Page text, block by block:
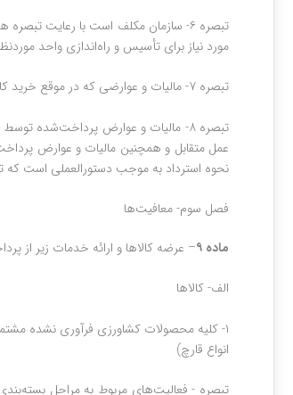
مورد نیاز برای تأسیس و راه‌اندازی واحد
تبصره ۷‌- مالیات‌ و عوارضی که در موقع خرید کالاها و خدمات توسط شهرداری‌ها و دهیاری‌ها برای انجام وظایف و خدمات قانونی پرداخت می‌گردد، طبق مقررات این قانون قابل تهاتر و یا استرداد است.
تبصره ۸‌- مالیات و عوارض پرداخت‌شده
عمل متقابل و همچنین مالیات و عوارض
نحوه استرداد به موجب دستورالعملی است که
فصل سوم‌- معافیت‌ها
ماده ۹‌ – عرضه کالاها و ارائه خدمات زیر از
الف‌- کالاها
۱‌- کلیه محصولات کشاورزی فرآوری نشده
انواع قارچ)
تبصره ‌- فعالیت‌های مربوط به مراحل